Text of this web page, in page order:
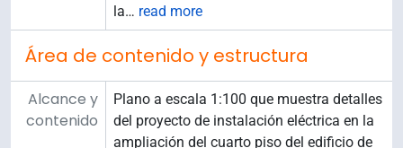
la… read more
Área de contenido y estructura
Alcance y
contenido
Plano a escala 1:100 que muestra detalles
del proyecto de instalación eléctrica en la
ampliación del cuarto piso del edificio de